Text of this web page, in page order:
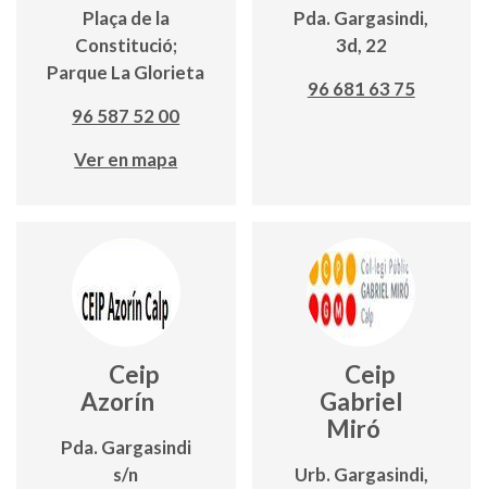
Plaça de la
Constitució;
Parque La Glorieta
96 587 52 00
Ver en mapa
Pda. Gargasindi,
3d, 22
96 681 63 75
Ceip
Azorín
Pda. Gargasindi
s/n
Ceip
Gabriel
Miró
Urb. Gargasindi,